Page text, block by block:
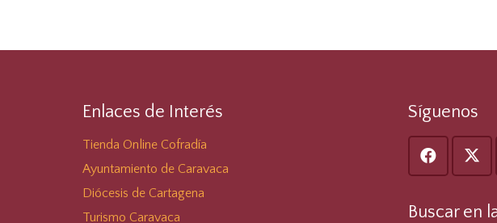
Enlaces de Interés
Tienda Online Cofradía
Ayuntamiento de Caravaca
Diócesis de Cartagena
Turismo Caravaca
Síguenos
Buscar en